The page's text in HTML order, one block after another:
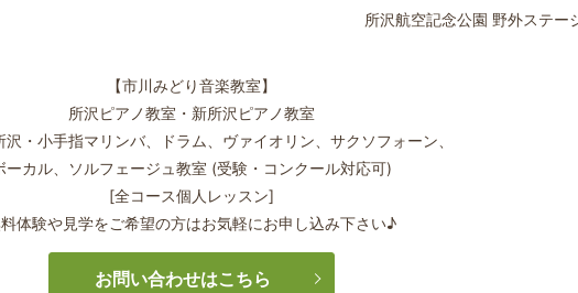
所沢航空記念公園 野外ステー
【市川みどり音楽教室】
所沢ピアノ教室・新所沢ピアノ教室
沢・小手指マリンバ、ドラム、ヴァイオリン、サクソフォーン、
ーカル、ソルフェージュ教室 (受験・コンクール対応可)
[全コース個人レッスン]
体験や見学をご希望の方はお気軽にお申し込み下さい♪
お問い合わせはこちら